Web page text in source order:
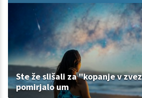
Ste že slišali za "kopanje v
pomirjalo um